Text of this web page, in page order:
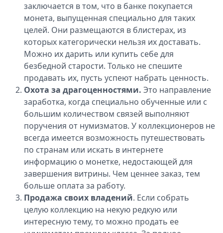
заключается в том, что в банке покупается
монета, выпущенная специально для таких
целей. Они размещаются в блистерах, из
которых категорически нельзя их доставать.
Можно их дарить или купить себе для
безбедной старости. Только не спешите
продавать их, пусть успеют набрать ценность.
Охота за драгоценностями. Это направление
заработка, когда специально обученные или с
большим количеством связей выполняют
поручения от нумизматов. У коллекционеров не
всегда имеется возможность путешествовать
по странам или искать в интернете
информацию о монетке, недостающей для
завершения витрины. Чем ценнее заказ, тем
больше оплата за работу.
Продажа своих владений. Если собрать
целую коллекцию на некую редкую или
интересную тему, то можно продать ее